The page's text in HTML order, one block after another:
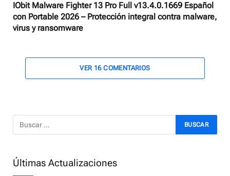
IObit Malware Fighter 13 Pro Full v13.4.0.1669 Español
con Portable 2026 – Protección integral contra malware,
virus y ransomware
VER 16 COMENTARIOS
Últimas Actualizaciones